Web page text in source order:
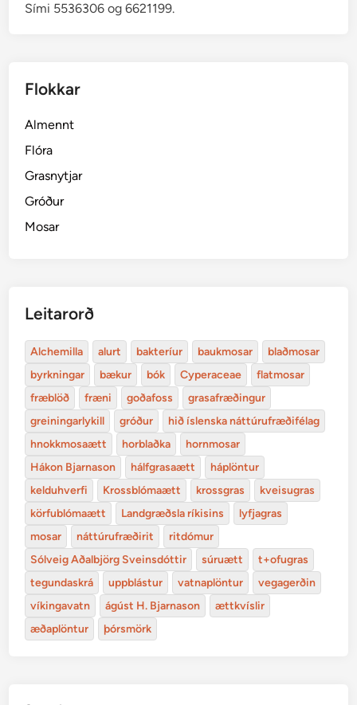
o
Sími 5536306 og 6621199.
Flokkar
Almennt
Flóra
Grasnytjar
Gróður
Mosar
Leitarorð
Alchemilla alurt bakteríur baukmosar
blaðmosar
byrkningar
bækur bók Cyperaceae
flatmosar
fræblöð
fræni goðafoss
grasafræðingur
greiningarlykill
gróður
hið íslenska náttúrufræðifélag
hnokkmosaætt
horblaðka
hornmosar
Hákon Bjarnason
hálfgrasaætt
háplöntur
kelduhverfi
Krossblómaætt krossgras
kveisugras
körfublómaætt
Landgræðsla ríkisins
lyfjagras
mosar
náttúrufræðirit
ritdómur
Sólveig Aðalbjörg Sveinsdóttir
súruætt
t+ofugras
tegundaskrá
uppblástur vatnaplöntur
vegagerðin
víkingavatn
ágúst H. Bjarnason
ættkvíslir
æðaplöntur
þórsmörk